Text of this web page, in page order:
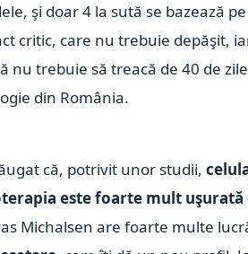
şi doar 4 la sută se bazează
critic, care nu trebuie depăşit,
nu trebuie să treacă de 40 de
din România.
că, potrivit unor studii,
este foarte mult
Michalsen are foarte multe